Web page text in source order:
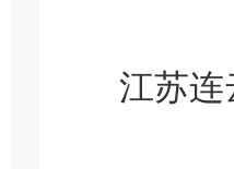
江苏连